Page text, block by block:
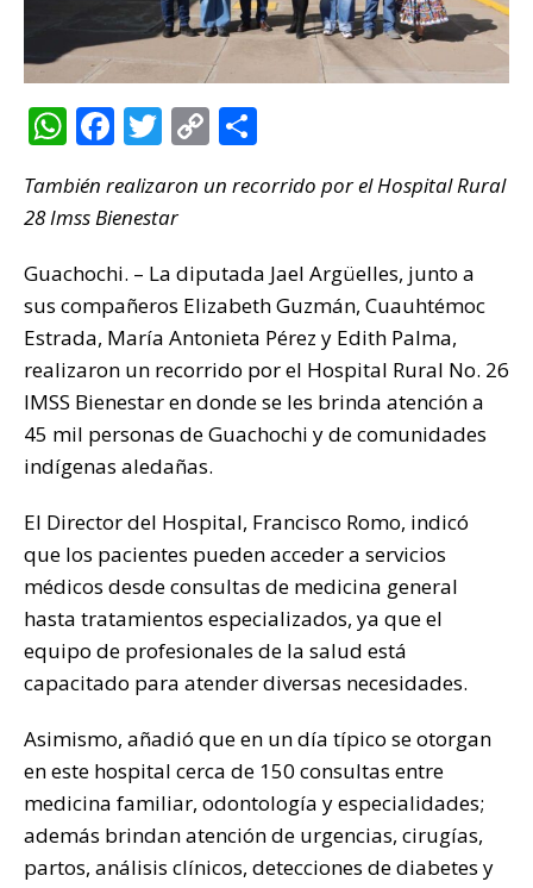
W
at
s
A
p
p
F
c
e
b
o
o
k
T
it
te
r
C
p
Li
n
k
m
ar
ti
r
También realizaron un recorrido por el Hospital Rural
28 Imss Bienestar
Guachochi. – La diputada Jael Argüelles, junto a
sus compañeros Elizabeth Guzmán, Cuauhtémoc
Estrada, María Antonieta Pérez y Edith Palma,
realizaron un recorrido por el Hospital Rural No. 26
IMSS Bienestar en donde se les brinda atención a
45 mil personas de Guachochi y de comunidades
indígenas aledañas.
El Director del Hospital, Francisco Romo, indicó
que los pacientes pueden acceder a servicios
médicos desde consultas de medicina general
hasta tratamientos especializados, ya que el
equipo de profesionales de la salud está
capacitado para atender diversas necesidades.
Asimismo, añadió que en un día típico se otorgan
en este hospital cerca de 150 consultas entre
medicina familiar, odontología y especialidades;
además brindan atención de urgencias, cirugías,
partos, análisis clínicos, detecciones de diabetes y